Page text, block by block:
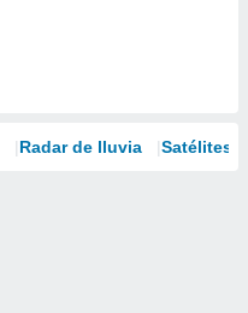
Radar de lluvia Satélites